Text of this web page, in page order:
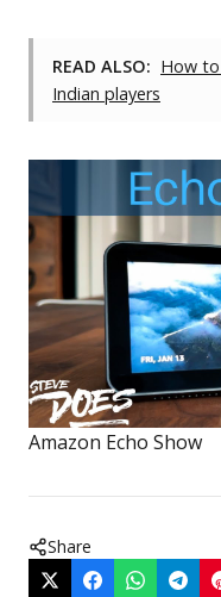
READ ALSO: How
Indian players
Amazon Echo Show
Share